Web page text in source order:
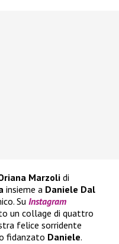
Marzoli di
insieme a Daniele Dal
Su Instagram
un collage di quattro
felice sorridente
fidanzato Daniele.